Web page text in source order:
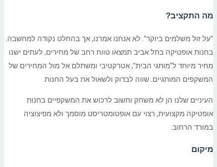
מה התקציב?
"על זול משלמים ביוקר". לא אנחנו אמרנו, אך בהחלט נקודה למחשבה.
בחנות אופטיקה בתל אביב תמצאו טווח רחב של מחירים, לעתים ישנו
מחיר מיוחד ל"מותגי הבית", אטרקטיבי ומשתלם אל מול המחירים של
המשקפים המותגיים. שווה לבדוק ולשאול את בעל החנות.
העיניים שלנו הן לא משחק וחשוב לרכוש את המשקפיים בחנות
אופטיקה מקצועית, רצוי עם אופטומטריסט מוסמך ולא מפיצוציה
במורד הרחוב.
מיקום